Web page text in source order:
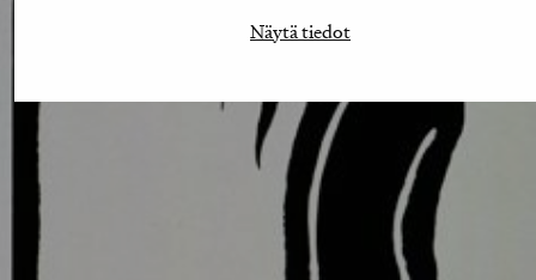
Näytä tiedot